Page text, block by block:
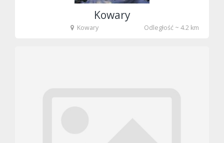
Kowary
Kowary Odległość ~ 4.2 km